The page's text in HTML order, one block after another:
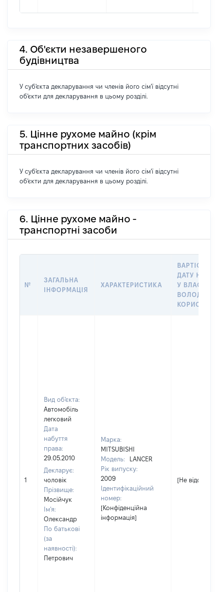
4. Об'єкти незавершеного
будівництва
У суб'єкта декларування чи членів його сім'ї відсутні
об'єкти для декларування в цьому розділі.
5. Цінне рухоме майно (крім
транспортних засобів)
У суб'єкта декларування чи членів його сім'ї відсутні
об'єкти для декларування в цьому розділі.
6. Цінне рухоме майно -
транспортні засоби
№
ЗАГАЛЬНА
ІНФОРМАЦІЯ
ХАРАКТЕРИСТИКА
ВАРТІСТЬ
ДАТУ
У
1
Вид об'єкта:
Автомобіль
легковий
Дата
набуття
права:
29.05.2010
Декларує:
чоловік
Прізвище:
Мосійчук
Ім'я:
Олександр
По батькові
(за
наявності):
Петрович
Марка:
MITSUBISHI
Модель:
LANCER
Рік випуску:
2009
Ідентифікаційний
номер:
[Конфіденційна
інформація]
[Не відомо]